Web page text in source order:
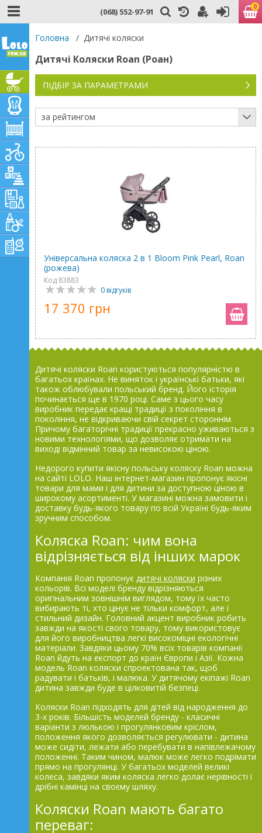
(068) 552-97-91 0
Головна / Дитячі коляски
Дитячі Коляски Roan (Роан)
ПІДБІР ЗА ПАРАМЕТРАМИ
за рейтингом
Універсальна коляска 2 в 1 Bloom Pink Pearl, Roan
(рожева)
Код 83883
0 відгуків
17 370 грн
Дитячі коляски Roan користуються популярністю в
багатьох країнах. Не виняток і українські батьки, які
також облюбували польський бренд. Його історія
починається ще в 1970 році. Саме з цього часу
виробник передає кращі традиції з покоління в
покоління, не відкриваючи свій секрет стороннім.
Причому багаторічні традиції прекрасно уживаються з
новими технологіями, що дозволяє отримати на
виході відмінний товар за невисокою ціною.
Недорого купити якісну польську коляску Roan можна
на сайті LOLO. Наш інтернет-магазин пропонує якісні
товари для мами і для дитини за доступною ціною в
широкому асортименті. У магазині можна замовити і
доставку будь-якого товару по всій Україні будь-яким
зручним способом.
Коляска Roan: чим вона
відрізняється від інших марок
Компанія Roan пропонує дитячі коляски різних
кольорів. Всі моделі бренду відрізняються
оригінальним зовнішнім виглядом, тому їх часто
вибирають ті, хто цінує не тільки комфорт, але і
стильний дизайн. Головний акцент виробник робить
завжди на якості свого товару, тому використовує
для його виробництва легкі високоміцні екологічні
матеріали. Завдяки цьому 70% всіх товарів компанії
Roan йдуть на експорт до країн Європи і Азії. Кожна
модель Roan коляски спроектована так, щоб
радувати і батьків, і малюка. У дитячому екіпажі Roan
дитина завжди буде в цілковитій безпеці.
Коляски Roan підходять для дітей від народження до
3-х років. Більшість моделей бренду - класичні
варіанти з люлькою і прогулянковим кріслом,
положення якого дозволяється регулювати - дитина
може сидіти, лежати або перебувати в напівлежачому
положенні. Таким чином, малюк може легко подрімати
прямо на прогулянці. У багатьох моделей великі
колеса, завдяки яким коляска легко долає нерівності і
дрібні камінці на своєму шляху.
Коляски Roan мають багато
переваг: